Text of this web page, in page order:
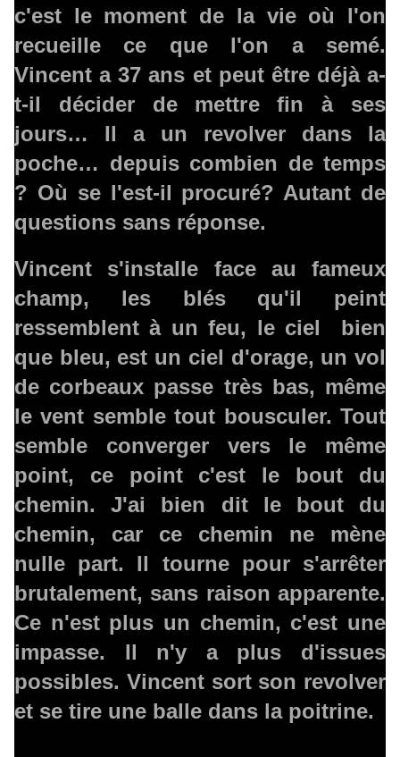
c'est le moment de la vie où l'on
recueille ce que l'on a semé.
Vincent a 37 ans et peut être déjà a-
t-il décider de mettre fin à ses
jours… Il a un revolver dans la
poche… depuis combien de temps
? Où se l'est-il procuré? Autant de
questions sans réponse.
Vincent s'installe face au fameux
champ, les blés qu'il peint
ressemblent à un feu, le ciel bien
que bleu, est un ciel d'orage, un vol
de corbeaux passe très bas, même
le vent semble tout bousculer. Tout
semble converger vers le même
point, ce point c'est le bout du
chemin. J'ai bien dit le bout du
chemin, car ce chemin ne mène
nulle part. Il tourne pour s'arrêter
brutalement, sans raison apparente.
Ce n'est plus un chemin, c'est une
impasse. Il n'y a plus d'issues
possibles. Vincent sort son revolver
et se tire une balle dans la poitrine.